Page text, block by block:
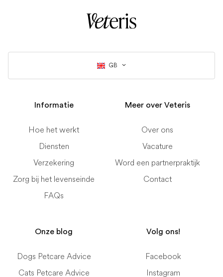
GB
Informatie
Hoe het werkt
Diensten
Verzekering
Zorg bij het levenseinde
FAQs
Meer over Veteris
Over ons
Vacature
Word een partnerpraktijk
Contact
Onze blog
Dogs Petcare Advice
Cats Petcare Advice
Volg ons!
Facebook
Instagram